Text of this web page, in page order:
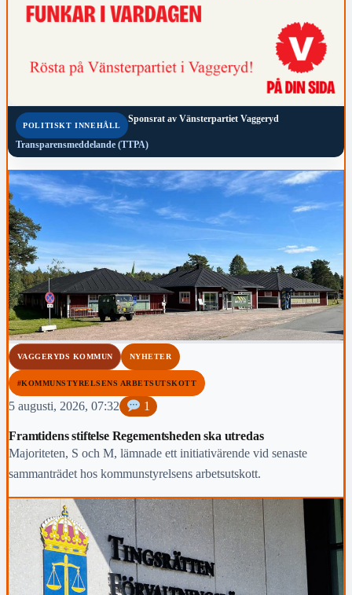
POLITISKT INNEHÅLL
Sponsrat av Vänsterpartiet Vaggeryd
Transparensmeddelande (TTPA)
VAGGERYDS KOMMUN NYHETER
#KOMMUNSTYRELSENS ARBETSUTSKOTT
5 augusti, 2026, 07:32 1
Framtidens stiftelse Regementsheden ska utredas
Majoriteten, S och M, lämnade ett initiativärende vid senaste
sammanträdet hos kommunstyrelsens arbetsutskott.